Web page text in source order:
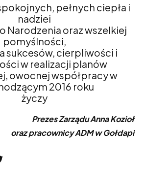
pełnych ciepła i
nadziei
Narodzenia oraz wszelkiej
pomyślności,
sukcesów, cierpliwości i
w realizacji planów
owocnej współpracy w
2016 roku
życzy
Prezes Zarządu Anna Kozioł
oraz pracownicy ADM w Gołdapi